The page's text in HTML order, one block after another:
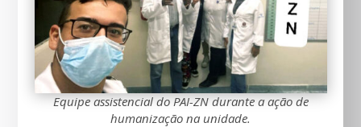
Equipe assistencial do PAI-ZN durante a ação de
humanização na unidade.